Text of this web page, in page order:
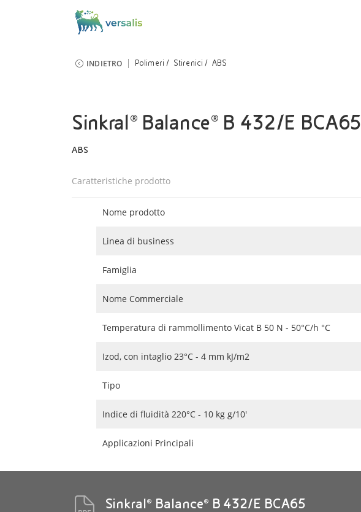
INDIETRO Polimeri Stirenici ABS
Sinkral® Balance® B 432/E BCA65
ABS
Caratteristiche prodotto
Nome prodotto
Linea di business
Famiglia
Nome Commerciale
Temperatura di rammollimento Vicat B 50 N - 50°C/h °C
Izod, con intaglio 23°C - 4 mm kJ/m2
Tipo
Indice di fluidità 220°C - 10 kg g/10'
Applicazioni Principali
Sinkral® Balance® B 432/E BCA65